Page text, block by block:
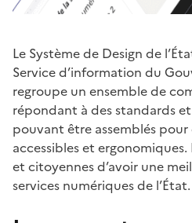
Le Système de Design de
Service d’information du
regroupe un ensemble de
répondant à des standards
pouvant être assemblés
accessibles et
et citoyennes d’avoir une
services numériques de l’État.